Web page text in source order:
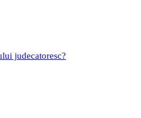
judecatoresc?